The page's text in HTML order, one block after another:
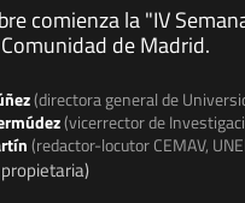
comienza la "IV
de Madrid.
(directora general de
(vicerrector de
(redactor-locutor CEMAV,